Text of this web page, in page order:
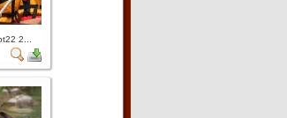
2...